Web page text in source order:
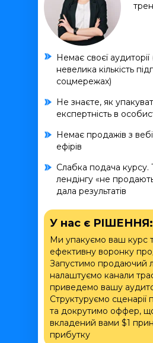
У нас є РІШЕННЯ:
Ми упакуємо ваш курс
ефективну воронку
Запустимо продаючий
налаштуємо канали
приведемо вашу
Структуруємо сценарії
та докрутимо оффер,
вкладений вами $1
прибутку
Немає своєї
невелика кількість
соцмережах)
Не знаєте, як
експертність в
Немає продажів з
ефірів
Слабка подача курсу.
лендінгу «не
дала результатів